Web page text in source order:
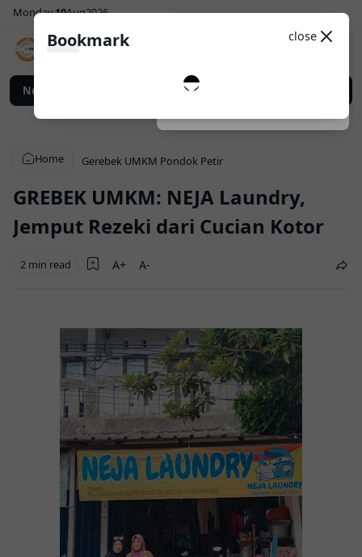
Monday10Aug2026
Light
News
Sego Berkat Ibu Wita Anggota UMKM Kelurahan Pondok Petir
Home Gerebek UMKM Pondok Petir
GREBEK UMKM: NEJA Laundry,
Jemput Rezeki dari Cucian Kotor
2 min read
Bookmark close